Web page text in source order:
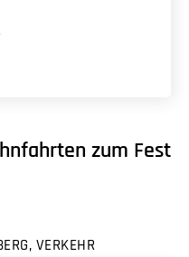
zum Fest
VERKEHR